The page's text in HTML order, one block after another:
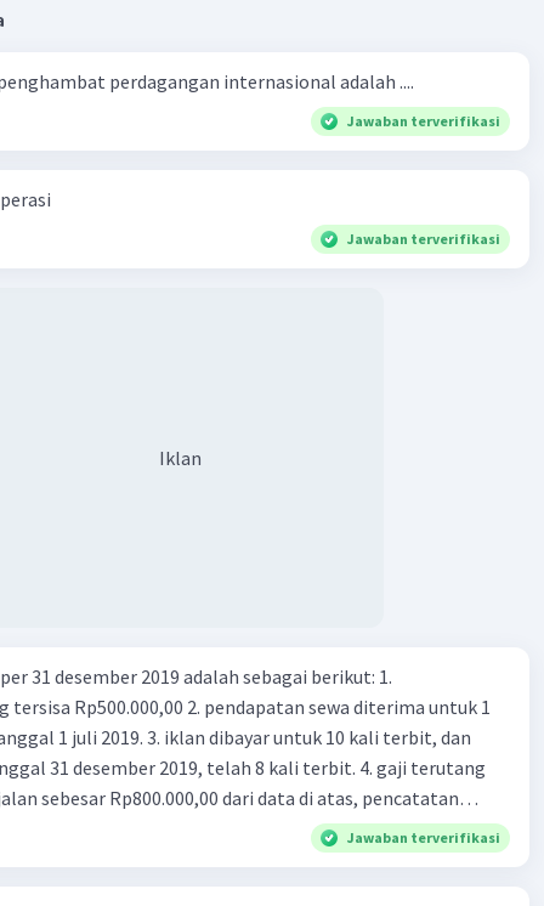
perdagangan internasional adalah ....
Jawaban terverifikasi
Jawaban terverifikasi
Iklan
31 desember 2019 adalah sebagai berikut: 1.
2. pendapatan sewa diterima untuk 1
dibayar untuk 10 kali terbit, dan
31 desember 2019, telah 8 kali terbit. 4. gaji terutang
sebesar Rp800.000,00 dari data di atas, pencatatan
benar adalah ....
Jawaban terverifikasi